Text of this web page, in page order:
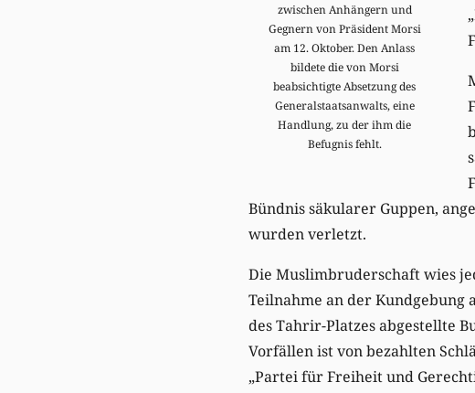
zwischen Anhängern und
Gegnern von Präsident Morsi
am 12. Oktober. Den Anlass
bildete die von Morsi
beabsichtigte Absetzung des
Generalstaatsanwalts, eine
Handlung, zu der ihm die
Befugnis fehlt.
Bündnis säkularer Guppen,
wurden verletzt.
Die Muslimbruderschaft wies
Teilnahme an der
des Tahrir-Platzes abgestellte
Vorfällen ist von bezahlten
„Partei für Freiheit und